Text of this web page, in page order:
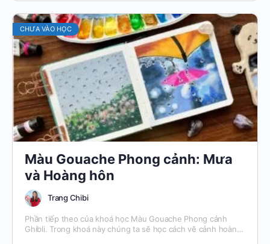
CHƯA VÀO HỌC
Màu Gouache Phong cảnh: Mưa
và Hoàng hôn
Trang Chibi
Phần tiếp theo của khoá học Màu Gouache Phong cảnh
Ghibli. Trong khoá này chúng ta sẽ học cách vẽ cảnh hoàng